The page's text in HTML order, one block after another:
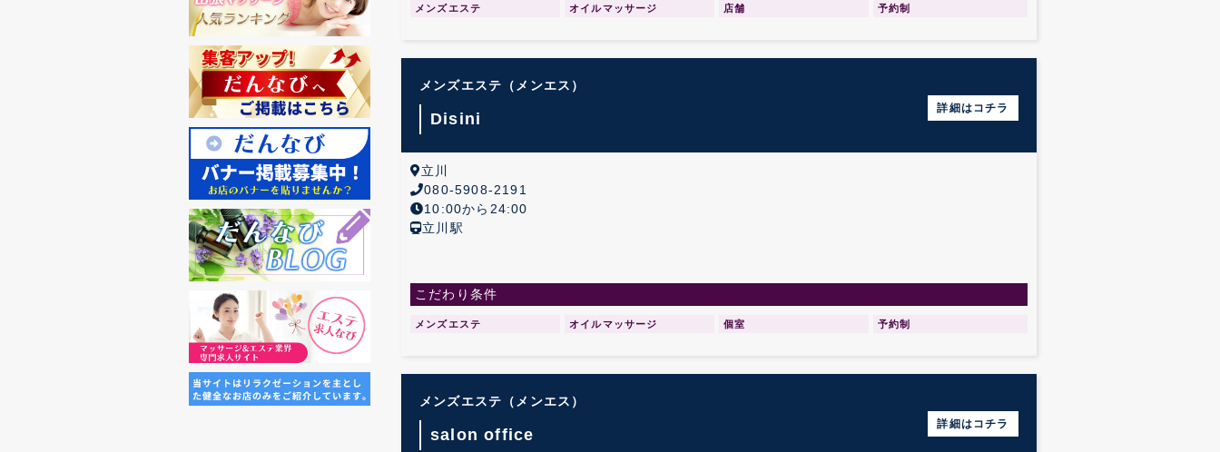
メンズエステ オイルマッサージ 店舗 予約制
メンズエステ （メンエス）
Disini
詳細はコチラ
立川
080-5908-2191
10:00から24:00
立川駅
こだわり条件
メンズエステ オイルマッサージ 個室 予約制
メンズエステ （メンエス）
salon office
詳細はコチラ